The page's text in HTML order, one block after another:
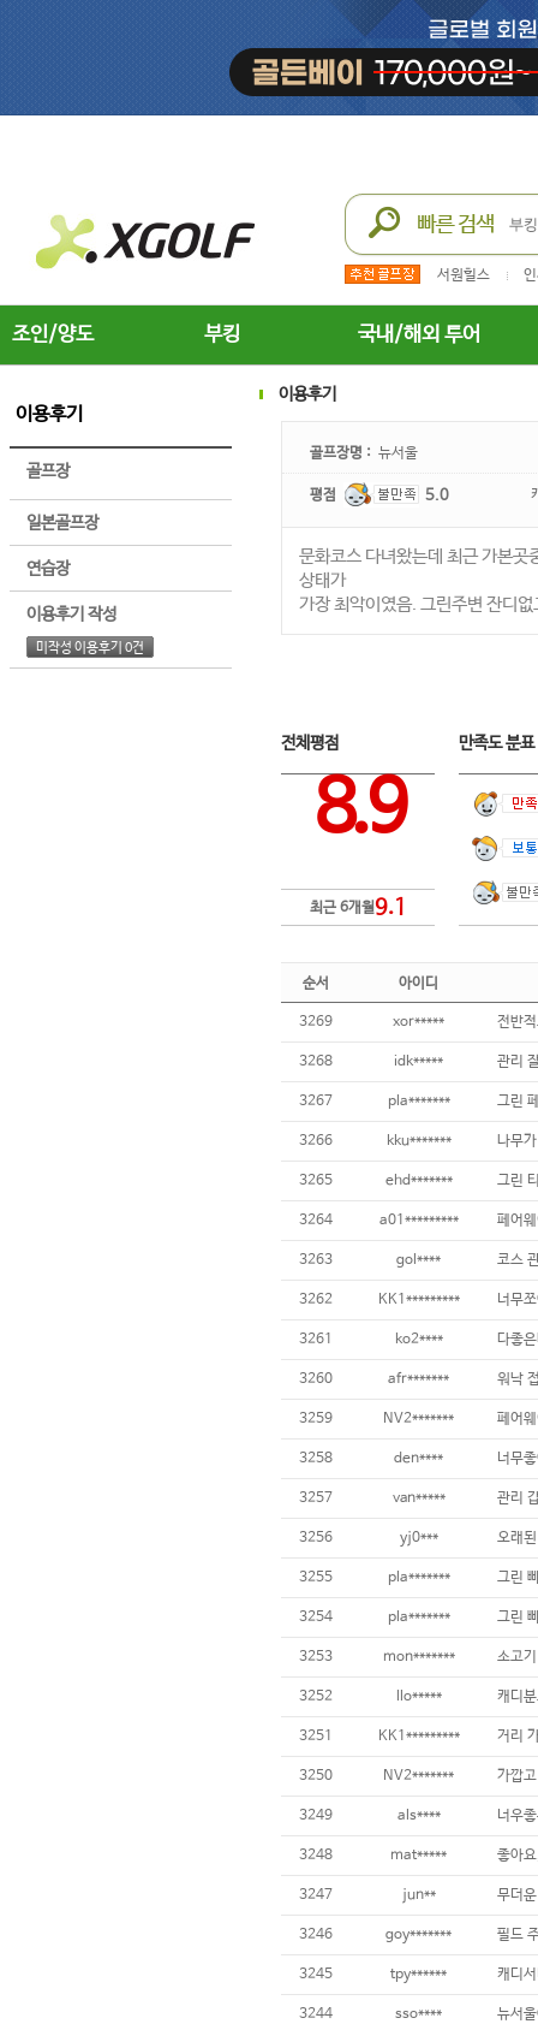
서원힐스
조인/양도 부킹 국내/해외 투어
이용후기
골프장
일본골프장
연습장
이용후기 작성
미작성 이용후기 0건
이용후기
골프장명 : 뉴서울
평점 5.0
문화코스 다녀왔는데 최근 가본곳
상태가
가장 최악이였음. 그린주변 잔디
전체평점
8.9
최근 6개월9.1
만족도 분
순서 아이디
3269 xor***** 전반
3268 idk***** 관리
3267 pla*******
3266 kku*******
3265 ehd*******
3264 a01*********
3263 gol****
3262 KK1*********
3261 ko2****
3260 afr*******
3259 NV2*******
3258 den****
3257 van*****
3256 yj0***
3255 pla******* 그린
3254 pla******* 그린
3253 mon*******
3252 llo*****
3251 KK1*********
3250 NV2******* 가깝
3249 als****
3248 mat*****
3247 jun**
3246 goy*******
3245 tpy******
3244 sso****